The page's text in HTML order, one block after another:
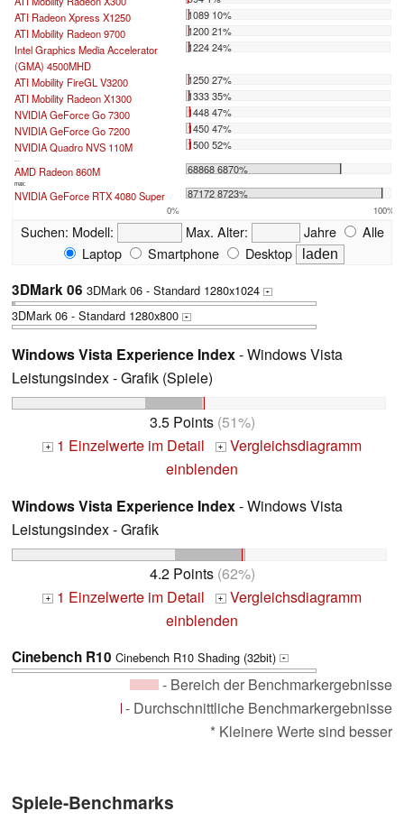
ATI Radeon Xpress X1250
1089 10%
ATI Mobility Radeon 9700
1200 21%
Intel Graphics Media Accelerator
(GMA) 4500MHD
1224 24%
ATI Mobility FireGL V3200
1250 27%
ATI Mobility Radeon X1300
1333 35%
NVIDIA GeForce Go 7300
1448 47%
NVIDIA GeForce Go 7200
1450 47%
NVIDIA Quadro NVS 110M
1500 52%
...
AMD Radeon 860M 68868 6870%
max:
NVIDIA GeForce RTX 4080 Super 87172 8723%
0% 100%
Suchen: Modell: Max. Alter: Jahre
Alle
Laptop
Smartphone Desktop
3DMark 06 3DMark 06 - Standard 1280x1024 +
3DMark 06 - Standard 1280x800 +
Windows Vista Experience Index- Windows Vista
Leistungsindex - Grafik (Spiele)
3.5 Points(51%)
+ 1 Einzelwerte im Detail + Vergleichsdiagramm
einblenden
Windows Vista Experience Index- Windows Vista
Leistungsindex - Grafik
4.2 Points(62%)
+ 1 Einzelwerte im Detail + Vergleichsdiagramm
einblenden
Cinebench R10 Cinebench R10 Shading (32bit) +
- Bereich der Benchmarkergebnisse
- Durchschnittliche Benchmarkergebnisse
* Kleinere Werte sind besser
Spiele-Benchmarks